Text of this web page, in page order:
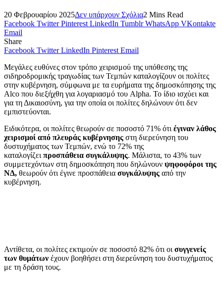
20 Φεβρουαρίου 2025Δεν υπάρχουν Σχόλια2 Mins Read
Facebook Twitter Pinterest LinkedIn Tumblr WhatsApp VKontakte
Email
Share
Facebook Twitter LinkedIn Pinterest Email
Μεγάλες ευθύνες στον τρόπο χειρισμού της υπόθεσης της
σιδηροδρομικής τραγωδίας των Τεμπών καταλογίζουν οι πολίτες
στην κυβέρνηση, σύμφωνα με τα ευρήματα της δημοσκόπησης της
Alco που διεξήχθη για λογαριασμό του Alpha. Το ίδιο ισχύει και
για τη Δικαιοσύνη, για την οποία οι πολίτες δηλώνουν ότι δεν
εμπιστεύονται.
Ειδικότερα, οι πολίτες θεωρούν σε ποσοστό 71% ότιέγιναν λάθος
χειρισμοί από πλευράς κυβέρνησης στη διερεύνηση του
δυστυχήματος των Τεμπών, ενώ το 72% της
καταλογίζειπροσπάθεια συγκάλυψης. Μάλιστα, το 43% των
συμμετεχόντων στη δημοσκόπηση που δηλώνουν ψηφοφόροι της
ΝΔ, θεωρούν ότι έγινε προσπάθεια συγκάλυψης από την
κυβέρνηση.
Αντίθετα, οι πολίτες εκτιμούν σε ποσοστό 82% ότι οισυγγενείς
των θυμάτων έχουν βοηθήσει στη διερεύνηση του δυστυχήματος
με τη δράση τους.